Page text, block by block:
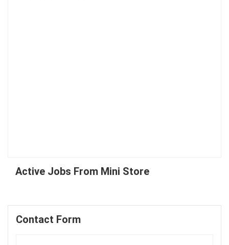
Active Jobs From Mini Store
Contact Form